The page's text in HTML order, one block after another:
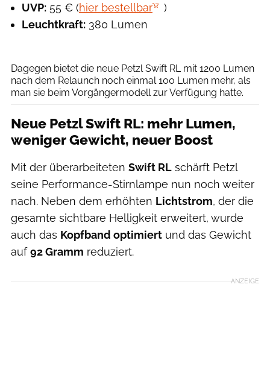
UVP: 55 € (hier bestellbar
)
Leuchtkraft: 380 Lumen
Dagegen bietet die neue Petzl Swift RL mit 1200 Lumen
nach dem Relaunch noch einmal 100 Lumen mehr, als
man sie beim Vorgängermodell zur Verfügung hatte.
Neue Petzl Swift RL: mehr Lumen,
weniger Gewicht, neuer Boost
Mit der überarbeiteten Swift RL schärft Petzl
seine Performance-Stirnlampe nun noch weiter
nach. Neben dem erhöhten Lichtstrom, der die
gesamte sichtbare Helligkeit erweitert, wurde
auch das Kopfband optimiert und das Gewicht
auf92 Gramm reduziert.
ANZEIGE